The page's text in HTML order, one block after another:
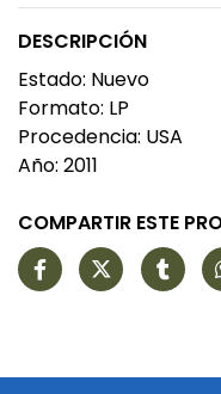
DESCRIPCIÓN
Estado: Nuevo
Formato: LP
Procedencia: USA
Año: 2011
COMPARTIR ESTE